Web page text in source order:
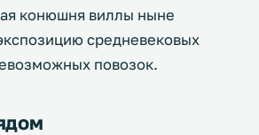
конюшня виллы ныне
средневековых
повозок.